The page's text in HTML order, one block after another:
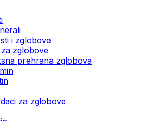
i zglobove
zglobove
prehrana zglobova
za zglobove